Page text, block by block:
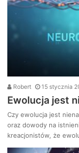
Robert 15 stycznia
Ewolucja jest
Czy ewolucja jest
oraz dowody na
kreacjonistów, że